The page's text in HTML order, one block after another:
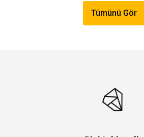
Tümünü Gör